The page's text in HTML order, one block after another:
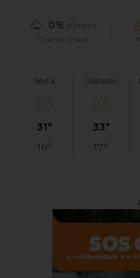
0% (0mm)
Chance chuva
Sexta
31°
16°
Sábado
33°
17°